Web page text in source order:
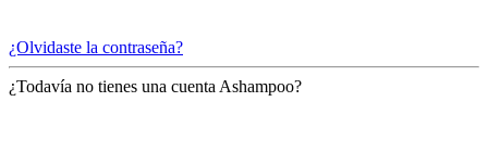
¿Olvidaste la contraseña?
¿Todavía no tienes una cuenta Ashampoo?